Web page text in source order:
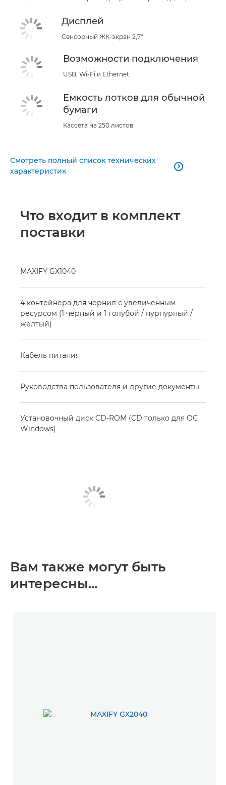
Дисплей
Сенсорный ЖК-экран 2,7"
Возможности подключения
USB, Wi-Fi и Ethernet
Емкость лотков для обычной
бумаги
Кассета на 250 листов
Смотреть полный список технических
характеристик

Что входит в комплект
поставки
MAXIFY GX1040
4 контейнера для чернил с увеличенным
ресурсом (1 черный и 1 голубой / пурпурный /
желтый)
Кабель питания
Руководства пользователя и другие документы
Установочный диск CD-ROM (CD только для ОС
Windows)
Вам также могут быть
интересны...